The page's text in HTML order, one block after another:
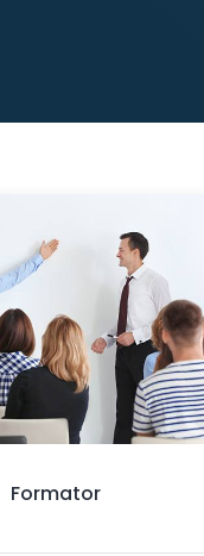
Formator